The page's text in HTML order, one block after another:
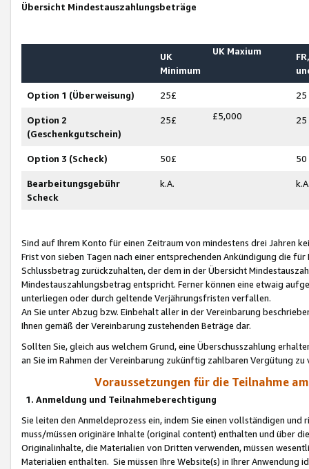
Übersicht Mindestauszahlungsbeträge
UK
Minimum
UK Maxium
Option 1 (Überweisung) 25£ 25
Option 2
(Geschenkgutschein)
25£ £5,000 25
Option 3 (Scheck) 50£ 50
Bearbeitungsgebühr
Scheck
k.A.
Sind auf Ihrem Konto für einen Zeitraum von mindestens drei Jahren
Frist von sieben Tagen nach einer entsprechenden Ankündigung die
Schlussbetrag zurückzuhalten, der dem in der Übersicht
Mindestauszahlungsbetrag entspricht. Ferner können eine etwaig
unterliegen oder durch geltende Verjährungsfristen verfallen.
An Sie unter Abzug bzw. Einbehalt aller in der Vereinbarung
Ihnen gemäß der Vereinbarung zustehenden Beträge dar.
Sollten Sie, gleich aus welchem Grund, eine Überschusszahlung
an Sie im Rahmen der Vereinbarung zukünftig zahlbaren Vergütung zu
Voraussetzungen für die Teilnahme
1. Anmeldung und Teilnahmeberechtigung
Sie leiten den Anmeldeprozess ein, indem Sie einen vollständigen
muss/müssen originäre Inhalte (original content) enthalten und über
Originalinhalte, die Materialien von Dritten verwenden, müssen
Materialien enthalten. Sie müssen Ihre Website(s) in Ihrer Anwendung